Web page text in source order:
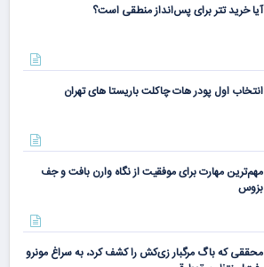
آیا خرید تتر برای پس‌انداز منطقی است؟
انتخاب اول پودر هات چاکلت باریستا های تهران
مهم‌ترین مهارت برای موفقیت از نگاه وارن بافت و جف
بزوس
محققی که باگ مرگبار زی‌کش را کشف کرد، به سراغ مونرو